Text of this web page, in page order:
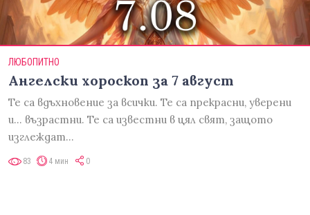
ЛЮБОПИТНО
Ангелски хороскоп за 7 август
Те са вдъхновение за всички. Те са прекрасни, уверени
и... възрастни. Те са известни в цял свят, защото
изглеждат…
83 4 мин 0